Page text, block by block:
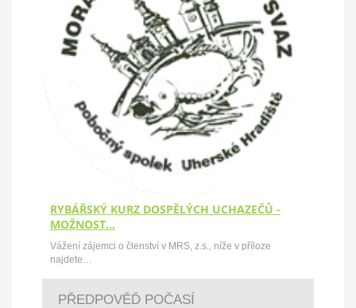
RYBÁŘSKÝ KURZ DOSPĚLÝCH UCHAZEČŮ -
MOŽNOST…
Vážení zájemci o členství v MRS, z.s., níže v příloze
najdete…
PŘEDPOVĚĎ POČASÍ